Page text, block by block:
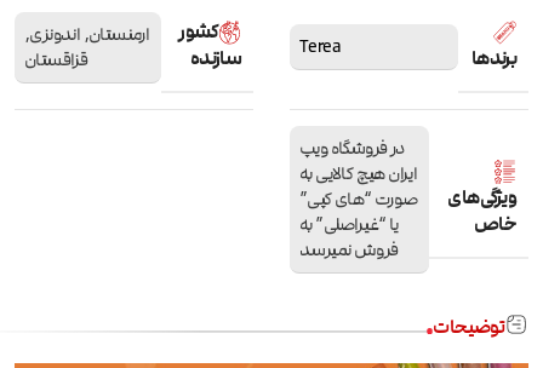
برندها Terea
کشور
سازنده
ارمنستان,اندونزی,
قزاقستان
ویژگی‌های
خاص
در فروشگاه ویپ
ایران هیچ کالایی به
صورت “های کپی”
یا “غیراصلی” به
فروش نمیرسد
توضیحات